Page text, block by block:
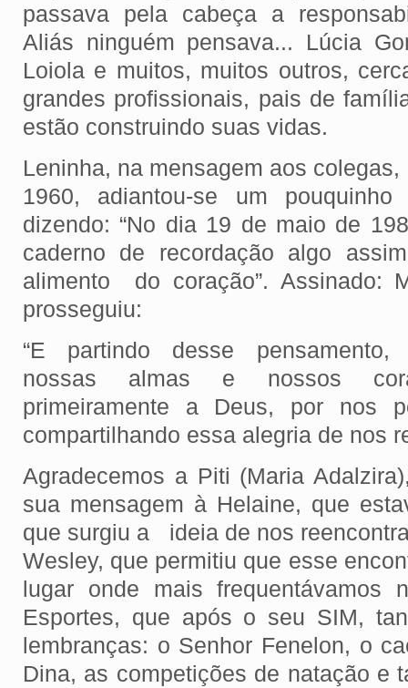
passava pela cabeça a
Aliás ninguém pensava... Lúcia
Loiola e muitos, muitos outros,
grandes profissionais, pais de
estão construindo suas vidas.
Leninha, na mensagem aos
1960, adiantou-se um
dizendo: “No dia 19 de maio de
caderno de recordação algo
alimento do coração”. Assinado:
prosseguiu:
“E partindo desse pensamento,
nossas almas e nossos
primeiramente a Deus, por nos
compartilhando essa alegria de nos
Agradecemos a Piti (Maria
sua mensagem à Helaine, que
que surgiu a ideia de nos
Wesley, que permitiu que esse
lugar onde mais frequentávamos
Esportes, que após o seu SIM,
lembranças: o Senhor Fenelon, o
Dina, as competições de natação e